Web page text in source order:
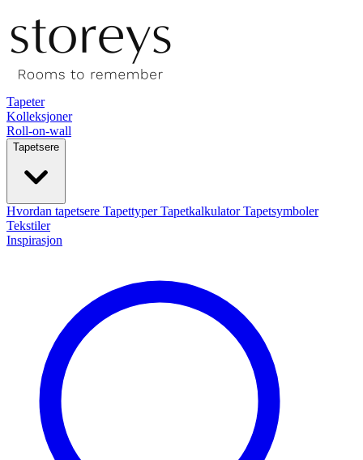
Tapeter
Kolleksjoner
Roll-on-wall
Tapetsere
Hvordan tapetsere TapettyperTapetkalkulatorTapetsymboler
Tekstiler
Inspirasjon